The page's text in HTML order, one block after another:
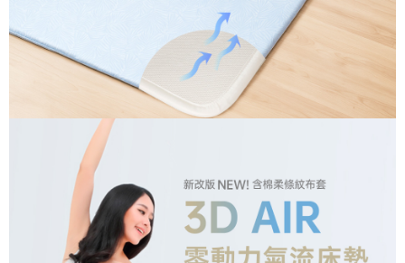
３．未成年的使用者請事先徵得法定代理人或監護人之同意方可使用
「AFTEE先享後付」，若未經同意申辦者引起之損失，本公司不負相關責
任。
４．使用「AFTEE先享後付」時，將依據個別帳號之用戶狀況，依本公司即
時審查核予不同之上限額度；若仍有額度不足之情形，本公司將視審查結果
請求用戶進行身份認證。
５．嚴禁一人註冊多個帳號或使用他人資訊註冊。若發現惡意使用之情形，
恩沛科技股份有限公司將有權停止該用戶之使用額度並採取法律行動。